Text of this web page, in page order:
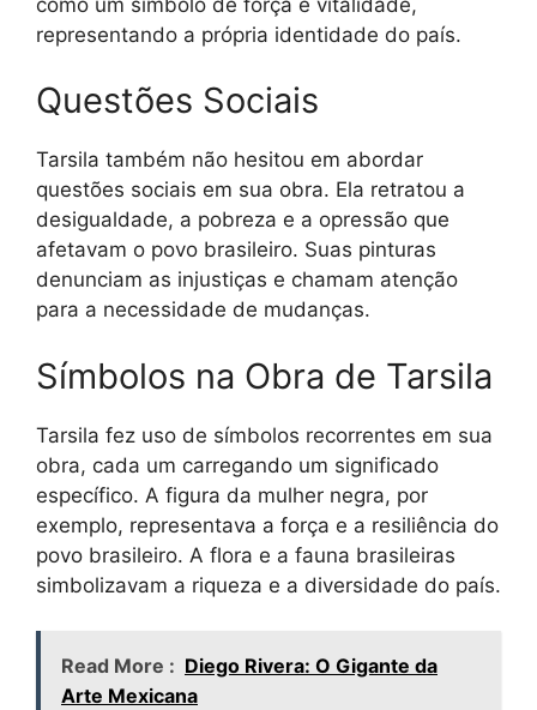
representando a própria identidade do país.
Questões Sociais
Tarsila também não hesitou em abordar
questões sociais em sua obra. Ela retratou a
desigualdade, a pobreza e a opressão que
afetavam o povo brasileiro. Suas pinturas
denunciam as injustiças e chamam atenção
para a necessidade de mudanças.
Símbolos na Obra de Tarsila
Tarsila fez uso de símbolos recorrentes em sua
obra, cada um carregando um significado
específico. A figura da mulher negra, por
exemplo, representava a força e a resiliência do
povo brasileiro. A flora e a fauna brasileiras
simbolizavam a riqueza e a diversidade do país.
Read More : Diego Rivera: O Gigante da
Arte Mexicana